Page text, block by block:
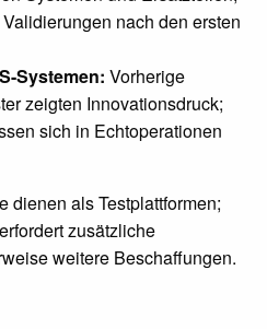
nach den ersten
Systemen: Vorherige
zeigten Innovationsdruck;
sich in Echtoperationen
dienen als Testplattformen;
zusätzliche
weitere Beschaffungen.